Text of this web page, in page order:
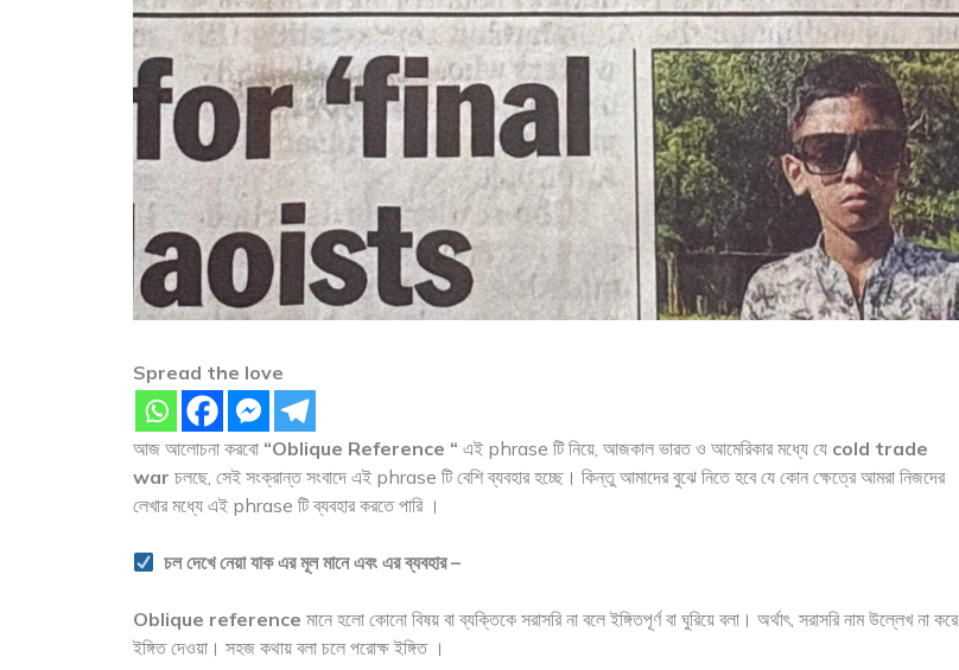
Spread the love
আজ আলোচনা করবো “Oblique Reference “ এই phrase টি নিয়ে, আজকাল ভারত ও আমেরিকার মধ্যে যে cold trade
war চলছে, সেই সংক্রান্ত সংবাদে এই phrase টি বেশি ব্যবহার হচ্ছে। কিন্তু আমাদের বুঝে নিতে হবে যে কোন ক্ষেত্রে আমরা নিজদের
লেখার মধ্যে এই phrase টি ব্যবহার করতে পারি ।
চল দেখে নেয়া যাক এর মূল মানে এবং এর ব্যবহার –
Oblique reference মানে হলো কোনো বিষয় বা ব্যক্তিকে সরাসরি না বলে ইঙ্গিতপূর্ণ বা ঘুরিয়ে বলা। অর্থাৎ, সরাসরি নাম উল্লেখ না করে
ইঙ্গিত দেওয়া। সহজ কথায় বলা চলে পরোক্ষ ইঙ্গিত ।